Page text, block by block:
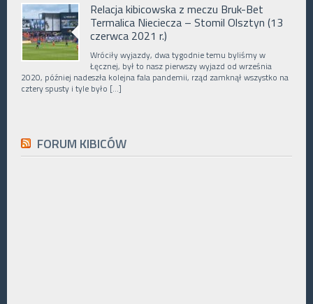
Relacja kibicowska z meczu Bruk-Bet
Termalica Nieciecza – Stomil Olsztyn (13
czerwca 2021 r.)
Wróciły wyjazdy, dwa tygodnie temu byliśmy w
Łęcznej, był to nasz pierwszy wyjazd od września
2020, później nadeszła kolejna fala pandemii, rząd zamknął wszystko na
cztery spusty i tyle było […]
FORUM KIBICÓW